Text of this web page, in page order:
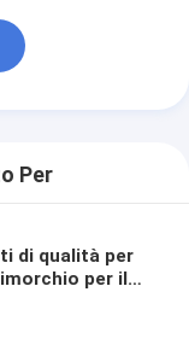
Per
di qualità per
per il